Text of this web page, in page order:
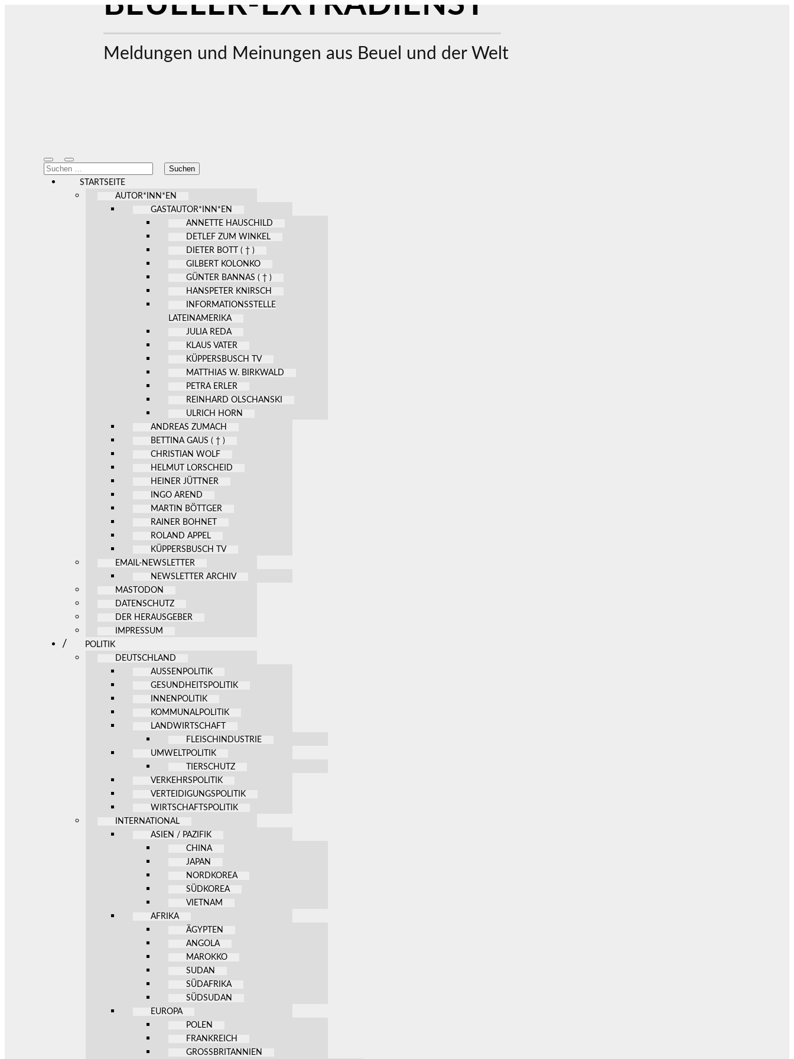
Meldungen und Meinungen aus Beuel und der Welt
Mobile-
Menü
ein-/ausblenden
Suchfeld
ein-/ausblenden
Suchen
nach:
STARTSEITE
AUTOR*INN*EN
GASTAUTOR*INN*EN
ANNETTE HAUSCHILD
DETLEF ZUM WINKEL
DIETER BOTT ( † )
GILBERT KOLONKO
GÜNTER BANNAS ( † )
HANSPETER KNIRSCH
INFORMATIONSSTELLE
LATEINAMERIKA
JULIA REDA
KLAUS VATER
KÜPPERSBUSCH TV
MATTHIAS W. BIRKWALD
PETRA ERLER
REINHARD OLSCHANSKI
ULRICH HORN
ANDREAS ZUMACH
BETTINA GAUS ( † )
CHRISTIAN WOLF
HELMUT LORSCHEID
HEINER JÜTTNER
INGO AREND
MARTIN BÖTTGER
RAINER BOHNET
ROLAND APPEL
KÜPPERSBUSCH TV
EMAIL-NEWSLETTER
NEWSLETTER ARCHIV
MASTODON
DATENSCHUTZ
DER HERAUSGEBER
IMPRESSUM
POLITIK
DEUTSCHLAND
AUSSENPOLITIK
GESUNDHEITSPOLITIK
INNENPOLITIK
KOMMUNALPOLITIK
LANDWIRTSCHAFT
FLEISCHINDUSTRIE
UMWELTPOLITIK
TIERSCHUTZ
VERKEHRSPOLITIK
VERTEIDIGUNGSPOLITIK
WIRTSCHAFTSPOLITIK
INTERNATIONAL
ASIEN / PAZIFIK
CHINA
JAPAN
NORDKOREA
SÜDKOREA
VIETNAM
AFRIKA
ÄGYPTEN
ANGOLA
MAROKKO
SUDAN
SÜDAFRIKA
SÜDSUDAN
EUROPA
POLEN
FRANKREICH
GROSSBRITANNIEN